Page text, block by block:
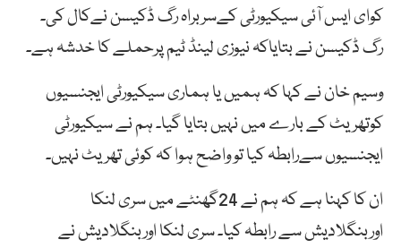
کوای ایس آئی سیکیورٹی کےسربراہ رگ ڈکیسن نےکال کی۔
رگ ڈکیسن نے بتایاکہ نیوزی لینڈ ٹیم پرحملے کا خدشہ ہے۔
وسیم خان نے کہا کہ ہمیں یا ہماری سیکیورٹی ایجنسیوں
کوتھریٹ کے بارے میں نہیں بتایا گیا۔ ہم نے سیکیورٹی
ایجنسیوں سےرابطہ کیا تو واضح ہوا کہ کوئی تھریٹ نہیں۔
ان کا کہنا ہے کہ ہم نے 24گھنٹے میں سری لنکا
اوربنگلادیش سے رابطہ کیا۔ سری لنکا اوربنگلادیش نے